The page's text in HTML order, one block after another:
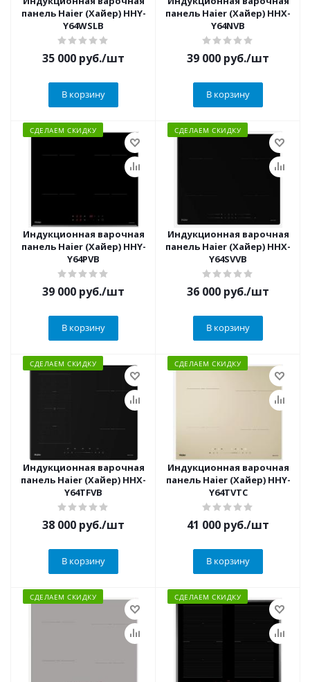
панель Haier (Хайер) HHY-
Y64WSLB
35 000 руб./шт
В корзину
панель Haier (Хайер) HHX-
Y64NVB
39 000 руб./шт
В корзину
СДЕЛАЕМ СКИДКУ
Индукционная варочная
панель Haier (Хайер) HHY-
Y64PVB
39 000 руб./шт
В корзину
СДЕЛАЕМ СКИДКУ
Индукционная варочная
панель Haier (Хайер) HHX-
Y64SVVB
36 000 руб./шт
В корзину
СДЕЛАЕМ СКИДКУ
Индукционная варочная
панель Haier (Хайер) HHX-
Y64TFVB
38 000 руб./шт
В корзину
СДЕЛАЕМ СКИДКУ
Индукционная варочная
панель Haier (Хайер) HHY-
Y64TVTC
41 000 руб./шт
В корзину
СДЕЛАЕМ СКИДКУ СДЕЛАЕМ СКИДКУ